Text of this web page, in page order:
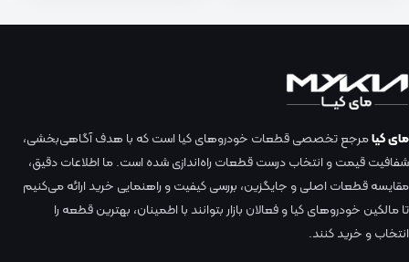
مای کیامرجع تخصصی قطعات خودروهای کیا است که با هدف آگاهی‌بخشی،
شفافیت قیمت و انتخاب درست قطعات راه‌اندازی شده است. ما اطلاعات دقیق،
مقایسه قطعات اصلی و جایگزین، بررسی کیفیت و راهنمایی خرید ارائه می‌کنیم
تا مالکین خودروهای کیا و فعالان بازار بتوانند با اطمینان، بهترین قطعه را
انتخاب و خرید کنند.